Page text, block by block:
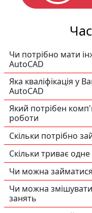
Чи потрібно мати
AutoCAD
Яка кваліфікація у
AutoCAD
Який потрібен
роботи
Скільки потрібно
Скільки триває одне
Чи можна
Чи можна
занять